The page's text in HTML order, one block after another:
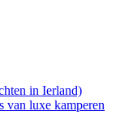
in Ierland)
van luxe kamperen